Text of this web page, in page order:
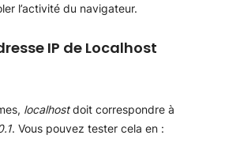
l’activité du navigateur.
IP de Localhost
localhostdoit correspondre à
. Vous pouvez tester cela en :